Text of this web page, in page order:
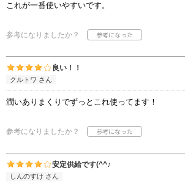
これが一番使いやすいです。
参考になりましたか？
良い！！
クルトワ さん
潤いありまくりでずっとこれ使ってます！
参考になりましたか？
安定供給です(^^♪
しんのすけ さん